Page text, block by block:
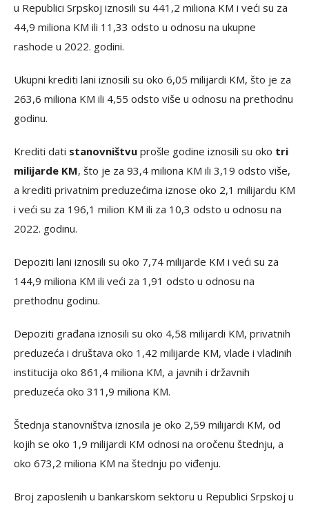
u Republici Srpskoj iznosili su 441,2 miliona KM i veći su za
44,9 miliona KM ili 11,33 odsto u odnosu na ukupne
rashode u 2022. godini.
Ukupni krediti lani iznosili su oko 6,05 milijardi KM, što je za
263,6 miliona KM ili 4,55 odsto više u odnosu na prethodnu
godinu.
Krediti dati stanovništvu prošle godine iznosili su oko tri
milijarde KM, što je za 93,4 miliona KM ili 3,19 odsto više,
a krediti privatnim preduzećima iznose oko 2,1 milijardu KM
i veći su za 196,1 milion KM ili za 10,3 odsto u odnosu na
2022. godinu.
Depoziti lani iznosili su oko 7,74 milijarde KM i veći su za
144,9 miliona KM ili veći za 1,91 odsto u odnosu na
prethodnu godinu.
Depoziti građana iznosili su oko 4,58 milijardi KM, privatnih
preduzeća i društava oko 1,42 milijarde KM, vlade i vladinih
institucija oko 861,4 miliona KM, a javnih i državnih
preduzeća oko 311,9 miliona KM.
Štednja stanovništva iznosila je oko 2,59 milijardi KM, od
kojih se oko 1,9 milijardi KM odnosi na oročenu štednju, a
oko 673,2 miliona KM na štednju po viđenju.
Broj zaposlenih u bankarskom sektoru u Republici Srpskoj u